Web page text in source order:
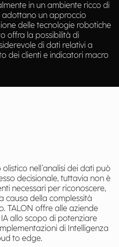
in un ambiente ricco di
adottano un approccio
delle tecnologie robotiche
offra la possibilità di
di dati relativi a
dei clienti e indicatori macro
nell'analisi dei dati può
decisionale, tuttavia non è
necessari per riconoscere,
causa della complessità
TALON offre alle aziende
allo scopo di potenziare
di Intelligenza
to edge.